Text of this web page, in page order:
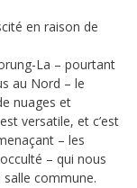
en raison de
La – pourtant
au Nord – le
nuages et
versatile, et c’est
– les
– qui nous
commune.